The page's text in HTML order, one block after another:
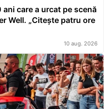
care a urcat pe scenă
Well. „Citește patru ore
10 aug. 2026